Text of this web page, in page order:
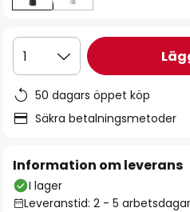
1
50 dagars öppet köp
Säkra betalningsmetoder
Information om leverans
I lager
Leveranstid: 2 - 5 arbetsdagar